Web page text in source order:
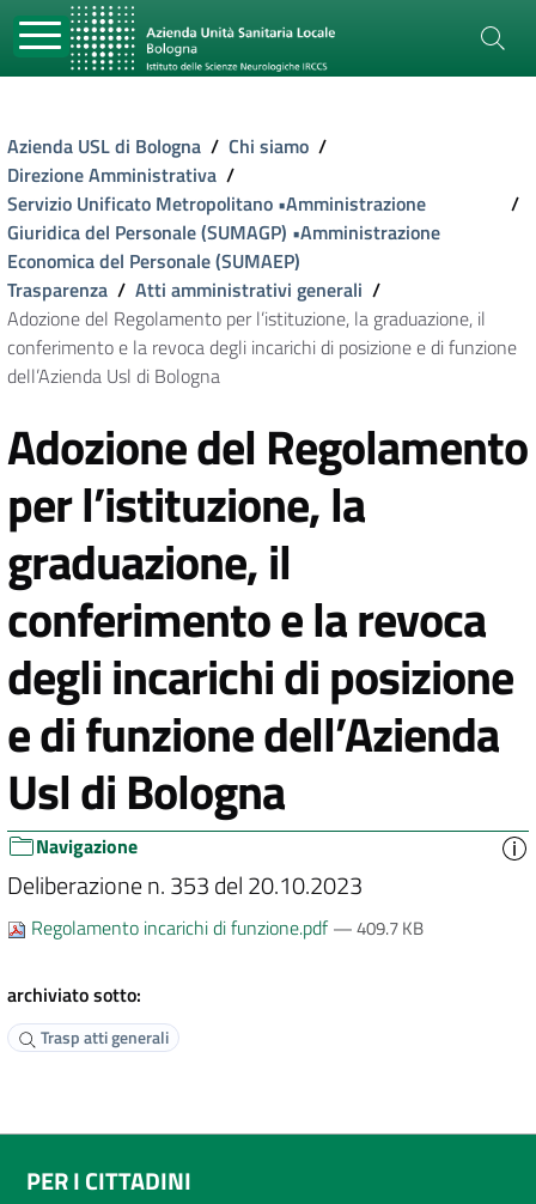
Azienda USL di Bologna / Chi siamo /
Direzione Amministrativa /
Servizio Unificato Metropolitano •Amministrazione
Giuridica del Personale (SUMAGP) •Amministrazione
Economica del Personale (SUMAEP)
/
Trasparenza / Atti amministrativi generali /
Adozione del Regolamento per l’istituzione, la graduazione, il
conferimento e la revoca degli incarichi di posizione e di funzione
dell’Azienda Usl di Bologna
Adozione del Regolamento
per l’istituzione, la
graduazione, il
conferimento e la revoca
degli incarichi di posizione
e di funzione dell’Azienda
Usl di Bologna
Navigazione
Deliberazione n. 353 del 20.10.2023
Regolamento incarichi di funzione.pdf— 409.7 KB
archiviato sotto:
Trasp atti generali
PER I CITTADINI